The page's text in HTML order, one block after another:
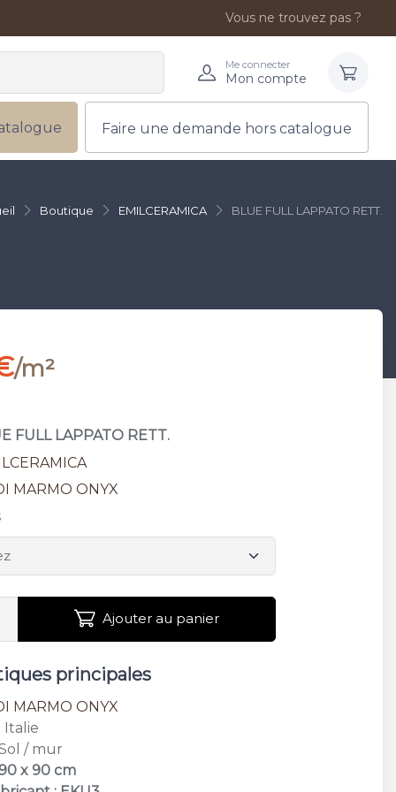
Vous ne trouvez pas ?
Me connecter
Mon compte
Faire une demande hors catalogue
Boutique EMILCERAMICA BLUE FULL LAPPATO RETT.
/m²
FULL LAPPATO RETT.
MARMO ONYX
Ajouter au panier
principales
MARMO ONYX
: Italie
/ mur
x 90 cm